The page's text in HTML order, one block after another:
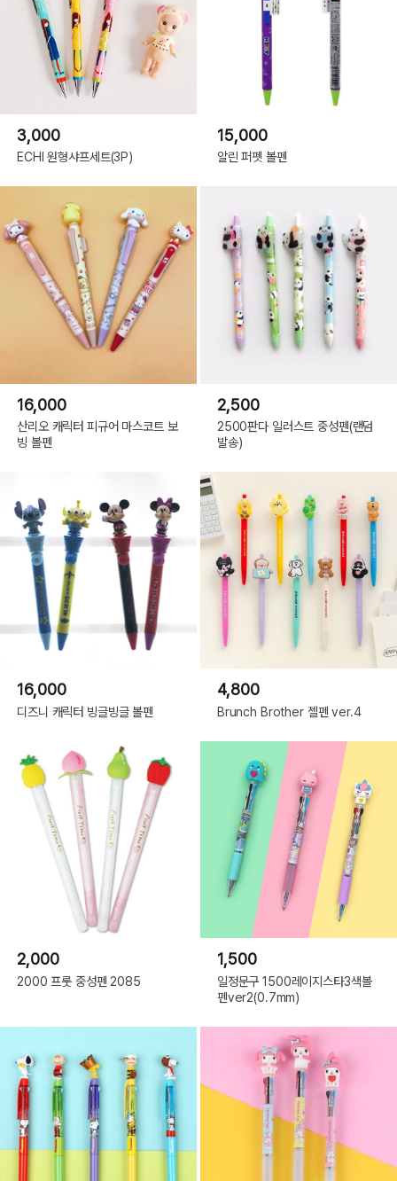
3,000
ECHI 원형샤프세트(3P)
15,000
알린 퍼펫 볼펜
16,000
산리오 캐릭터 피규어 마스코트 보
빙 볼펜
2,500
2500판다 일러스트 중성펜(랜덤
발송)
16,000
디즈니 캐릭터 빙글빙글 볼펜
4,800
Brunch Brother 젤펜 ver.4
2,000
2000 프룻 중성펜 2085
1,500
일정문구 1500레이지스타3색볼
펜ver2(0.7mm)